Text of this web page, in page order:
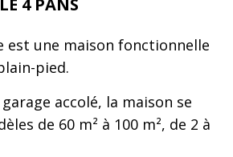
4 PANS
est une maison fonctionnelle
pied.
accolé, la maison se
de 60 m² à 100 m², de 2 à